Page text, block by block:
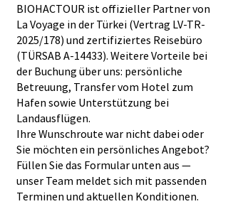
BIOHACTOUR ist offizieller Partner von
La Voyage in der Türkei (Vertrag LV-TR-
2025/178) und zertifiziertes Reisebüro
(TÜRSAB A-14433). Weitere Vorteile bei
der Buchung über uns: persönliche
Betreuung, Transfer vom Hotel zum
Hafen sowie Unterstützung bei
Landausflügen.
Ihre Wunschroute war nicht dabei oder
Sie möchten ein persönliches Angebot?
Füllen Sie das Formular unten aus —
unser Team meldet sich mit passenden
Terminen und aktuellen Konditionen.